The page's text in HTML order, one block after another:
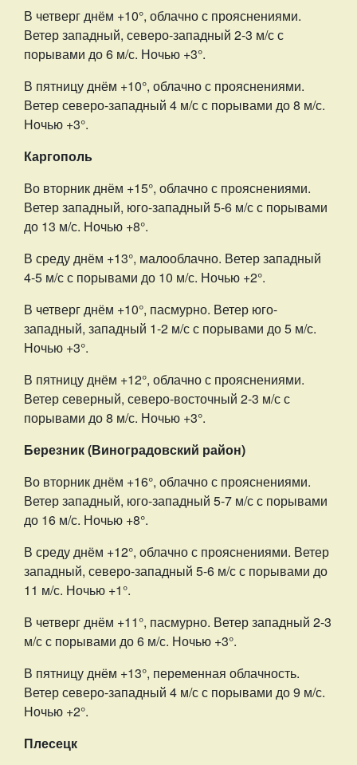
В четверг днём +10°, облачно с прояснениями.
Ветер западный, северо-западный 2-3 м/с с
порывами до 6 м/с. Ночью +3°.
В пятницу днём +10°, облачно с прояснениями.
Ветер северо-западный 4 м/с с порывами до 8 м/с.
Ночью +3°.
Каргополь
Во вторник днём +15°, облачно с прояснениями.
Ветер западный, юго-западный 5-6 м/с с порывами
до 13 м/с. Ночью +8°.
В среду днём +13°, малооблачно. Ветер западный
4-5 м/с с порывами до 10 м/с. Ночью +2°.
В четверг днём +10°, пасмурно. Ветер юго-
западный, западный 1-2 м/с с порывами до 5 м/с.
Ночью +3°.
В пятницу днём +12°, облачно с прояснениями.
Ветер северный, северо-восточный 2-3 м/с с
порывами до 8 м/с. Ночью +3°.
Березник (Виноградовский район)
Во вторник днём +16°, облачно с прояснениями.
Ветер западный, юго-западный 5-7 м/с с порывами
до 16 м/с. Ночью +8°.
В среду днём +12°, облачно с прояснениями. Ветер
западный, северо-западный 5-6 м/с с порывами до
11 м/с. Ночью +1°.
В четверг днём +11°, пасмурно. Ветер западный 2-3
м/с с порывами до 6 м/с. Ночью +3°.
В пятницу днём +13°, переменная облачность.
Ветер северо-западный 4 м/с с порывами до 9 м/с.
Ночью +2°.
Плесецк